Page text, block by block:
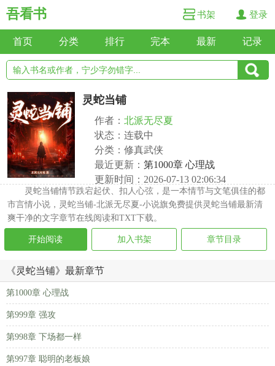
吾看书 书架 登录
首页 分类 排行 完本 最新 记录
灵蛇当铺
作者： 北派无尽夏
状态：连载中
分类：修真武侠
最近更新： 第1000章 心理战
更新时间：2026-07-13 02:06:34
灵蛇当铺情节跌宕起伏、扣人心弦，是一本情节与文笔俱佳的都
市言情小说，灵蛇当铺-北派无尽夏-小说旗免费提供灵蛇当铺最新清
爽干净的文字章节在线阅读和TXT下载。
开始阅读 加入书架 章节目录
《灵蛇当铺》最新章节
第1000章 心理战
第999章 强攻
第998章 下场都一样
第997章 聪明的老板娘